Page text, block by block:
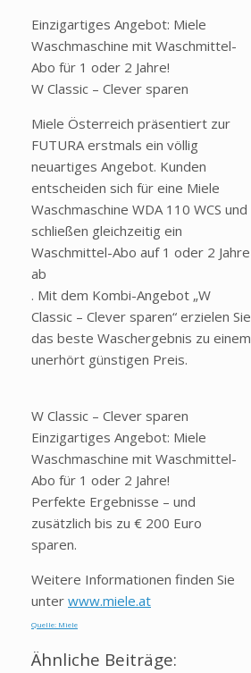
Einzigartiges Angebot: Miele
Waschmaschine mit Waschmittel-
Abo für 1 oder 2 Jahre!
W Classic – Clever sparen
Miele Österreich präsentiert zur
FUTURA erstmals ein völlig
neuartiges Angebot. Kunden
entscheiden sich für eine Miele
Waschmaschine WDA 110 WCS und
schließen gleichzeitig ein
Waschmittel-Abo auf 1 oder 2 Jahre
ab
. Mit dem Kombi-Angebot „W
Classic – Clever sparen“ erzielen Sie
das beste Waschergebnis zu einem
unerhört günstigen Preis.
W Classic – Clever sparen
Einzigartiges Angebot: Miele
Waschmaschine mit Waschmittel-
Abo für 1 oder 2 Jahre!
Perfekte Ergebnisse – und
zusätzlich bis zu € 200 Euro
sparen.
Weitere Informationen finden Sie
unter www.miele.at
Quelle: Miele
Ähnliche Beiträge: